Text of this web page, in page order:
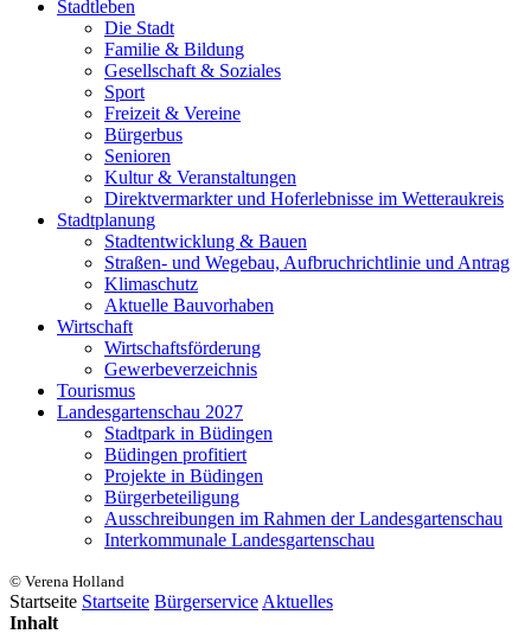
Stadtleben
Die Stadt
Familie & Bildung
Gesellschaft & Soziales
Sport
Freizeit & Vereine
Bürgerbus
Senioren
Kultur & Veranstaltungen
Direktvermarkter und Hoferlebnisse im Wetteraukreis
Stadtplanung
Stadtentwicklung & Bauen
Straßen- und Wegebau, Aufbruchrichtlinie und Antrag
Klimaschutz
Aktuelle Bauvorhaben
Wirtschaft
Wirtschaftsförderung
Gewerbeverzeichnis
Tourismus
Landesgartenschau 2027
Stadtpark in Büdingen
Büdingen profitiert
Projekte in Büdingen
Bürgerbeteiligung
Ausschreibungen im Rahmen der Landesgartenschau
Interkommunale Landesgartenschau
© Verena Holland
Startseite Startseite Bürgerservice Aktuelles
Inhalt